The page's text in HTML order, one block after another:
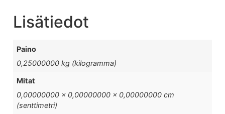
Lisätiedot
Paino
0,25000000 kg (kilogramma)
Mitat
0,00000000 × 0,00000000 × 0,00000000 cm
(senttimetri)